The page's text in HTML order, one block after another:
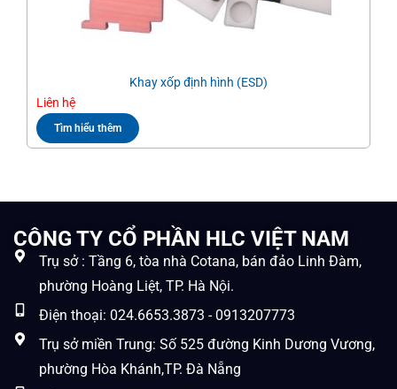
Khay xốp định hình (ESD)
Liên hệ
Tìm hiểu thêm
CÔNG TY CỔ PHẦN HLC VIỆT NAM
Trụ sở : Tầng 6, tòa nhà Cotana, bán đảo Linh Đàm,
phường Hoàng Liệt, TP. Hà Nội.
Điện thoại: 024.6653.3873 - 0913207773
Trụ sở miền Trung: Số 525 đường Kinh Dương Vương,
phường Hòa Khánh,TP. Đà Nẵng